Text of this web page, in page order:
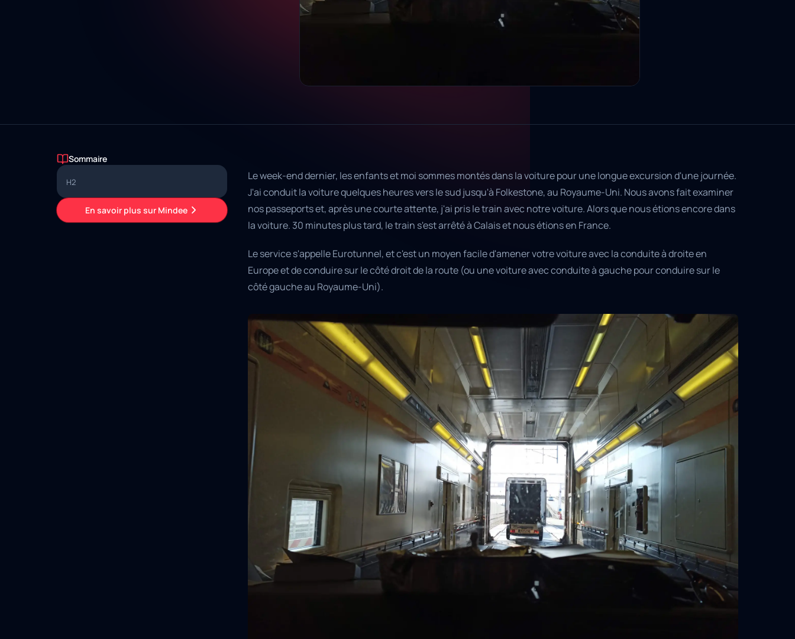
Sommaire
H2
En savoir plus sur Mindee
Le week-end dernier, les enfants et moi sommes montés dans la voiture pour une longue excursion d'une journée.
J'ai conduit la voiture quelques heures vers le sud jusqu'à Folkestone, au Royaume-Uni. Nous avons fait examiner
nos passeports et, après une courte attente, j'ai pris le train avec notre voiture. Alors que nous étions encore dans
la voiture. 30 minutes plus tard, le train s'est arrêté à Calais et nous étions en France.
Le service s'appelle Eurotunnel, et c'est un moyen facile d'amener votre voiture avec la conduite à droite en
Europe et de conduire sur le côté droit de la route (ou une voiture avec conduite à gauche pour conduire sur le
côté gauche au Royaume-Uni).